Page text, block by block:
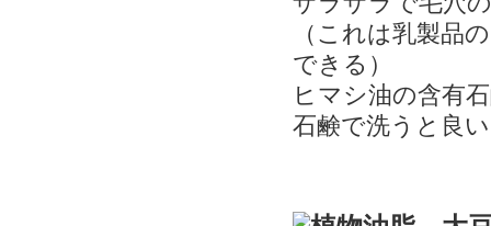
（これは乳製品
できる）
ヒマシ油の含有
石鹸で洗うと良